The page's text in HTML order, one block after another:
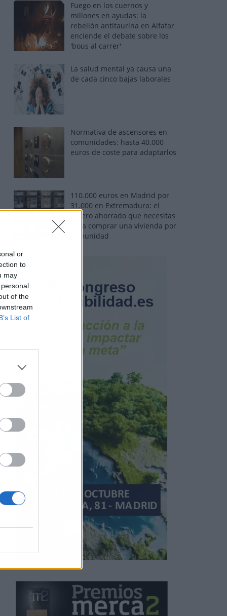
or
to
may
of the
List of
Fuego en los cuernos y
millones en ayudas: la
rebelión antitaurina en Alfafar
enciende el debate sobre los
'bous al carrer'
La salud mental ya causa una
de cada cinco bajas laborales
Normativa de ascensores en
comunidades: hasta 40.000
euros de coste para adaptarlos
110.000 euros en Madrid por
31.000 en Extremadura: el
dinero ahorrado que necesitas
para comprar una vivienda por
comunidad